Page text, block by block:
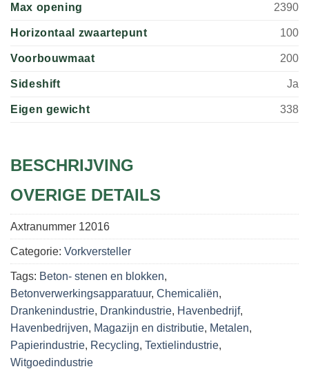
Max opening 2390
Horizontaal zwaartepunt 100
Voorbouwmaat 200
Sideshift Ja
Eigen gewicht 338
BESCHRIJVING
OVERIGE DETAILS
Axtranummer 12016
Categorie: Vorkversteller
Tags: Beton- stenen en blokken,
Betonverwerkingsapparatuur, Chemicaliën,
Drankenindustrie, Drankindustrie, Havenbedrijf,
Havenbedrijven, Magazijn en distributie, Metalen,
Papierindustrie, Recycling, Textielindustrie,
Witgoedindustrie